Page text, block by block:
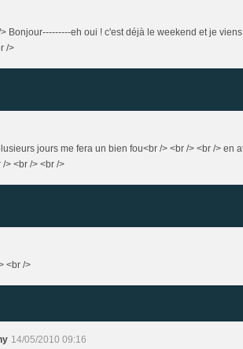
Bonjour---------eh oui ! c'est déjà le weekend et je
/>
jours me fera un bien fou<br /> <br /> <br /> en
> <br /> <br />
<br />
14/05/2010 09:16